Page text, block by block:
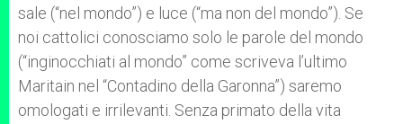
sale (“nel mondo”) e luce (“ma non del mondo”). Se
noi cattolici conosciamo solo le parole del mondo
(“inginocchiati al mondo” come scriveva l’ultimo
Maritain nel “Contadino della Garonna”) saremo
omologati e irrilevanti. Senza primato della vita